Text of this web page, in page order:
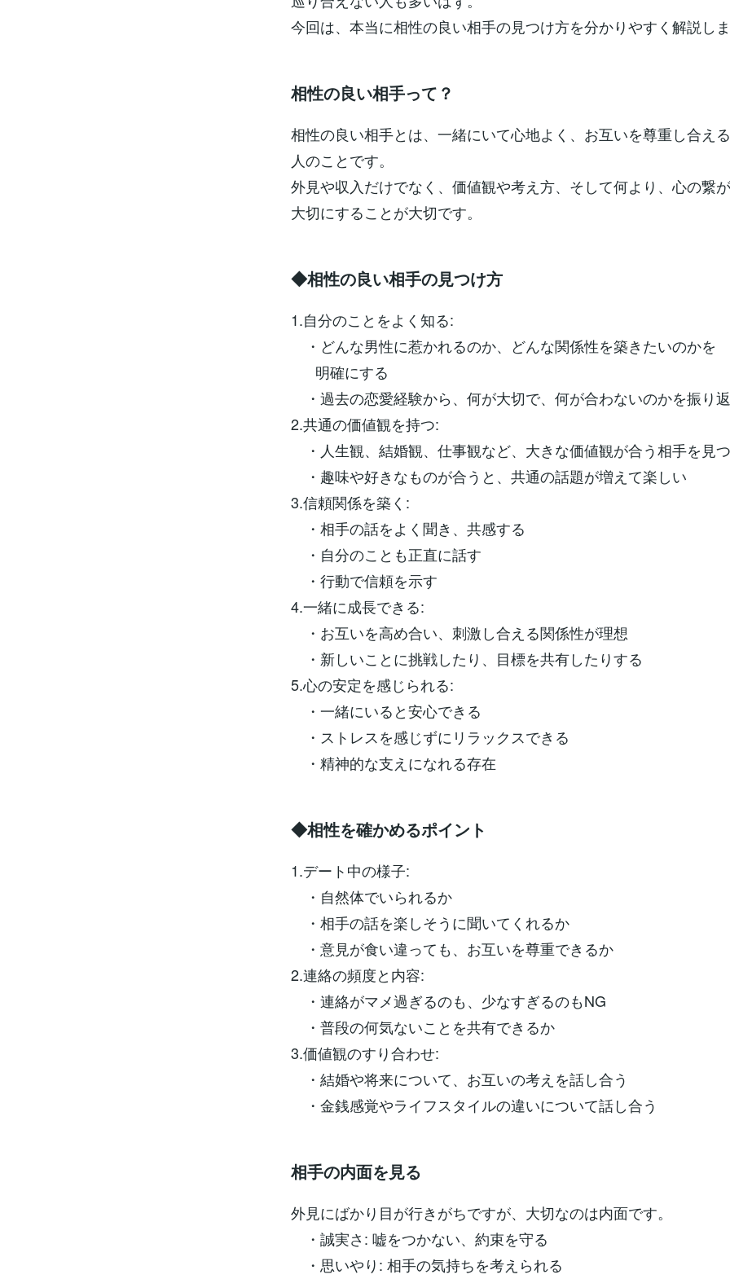
今回は、本当に相性の良い相手の見つけ方を分かりやすく解説しま
相性の良い相手って？
相性の良い相手とは、一緒にいて心地よく、お互いを尊重し合える
人のことです。
外見や収入だけでなく、価値観や考え方、そして何より、心の繋
大切にすることが大切です。
◆相性の良い相手の見つけ方
1.自分のことをよく知る:
・どんな男性に惹かれるのか、どんな関係性を築きたいのかを
明確にする
・過去の恋愛経験から、何が大切で、何が合わないのかを振り
2.共通の価値観を持つ:
・人生観、結婚観、仕事観など、大きな価値観が合う相手を見
・趣味や好きなものが合うと、共通の話題が増えて楽しい
3.信頼関係を築く:
・相手の話をよく聞き、共感する
・自分のことも正直に話す
・行動で信頼を示す
4.一緒に成長できる:
・お互いを高め合い、刺激し合える関係性が理想
・新しいことに挑戦したり、目標を共有したりする
5.心の安定を感じられる:
・一緒にいると安心できる
・ストレスを感じずにリラックスできる
・精神的な支えになれる存在
◆相性を確かめるポイント
1.デート中の様子:
・自然体でいられるか
・相手の話を楽しそうに聞いてくれるか
・意見が食い違っても、お互いを尊重できるか
2.連絡の頻度と内容:
・連絡がマメ過ぎるのも、少なすぎるのもNG
・普段の何気ないことを共有できるか
3.価値観のすり合わせ:
・結婚や将来について、お互いの考えを話し合う
・金銭感覚やライフスタイルの違いについて話し合う
相手の内面を見る
外見にばかり目が行きがちですが、大切なのは内面です。
・誠実さ: 嘘をつかない、約束を守る
・思いやり: 相手の気持ちを考えられる